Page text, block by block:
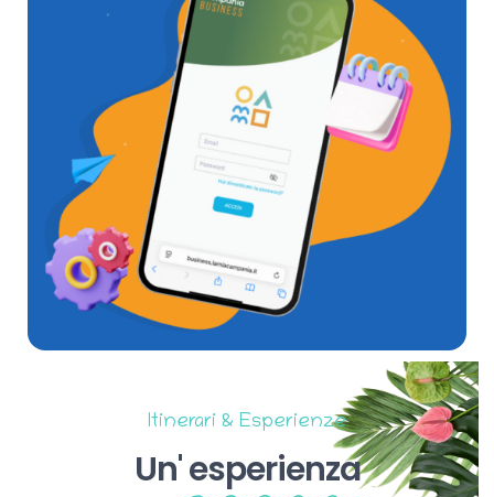
Itinerari & Esperienze
Un'esperienza